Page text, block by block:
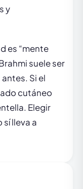
y
es “mente
suele ser
Si el
cutáneo
Elegir
lleva a